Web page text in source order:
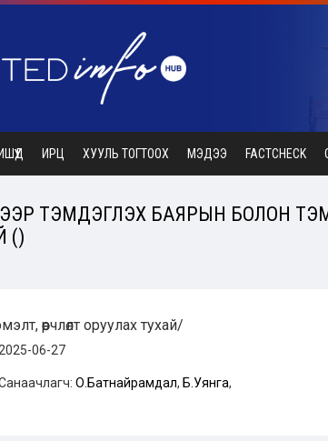
ИРЦ ХУУЛЬ ТОГТООХ МЭДЭЭ FACTCHECK
ТЭМДЭГЛЭХ БАЯРЫН БОЛОН
()
өөрчлөлт оруулах тухай/
2025-06-27
О.Батнайрамдал, Б.Уянга,